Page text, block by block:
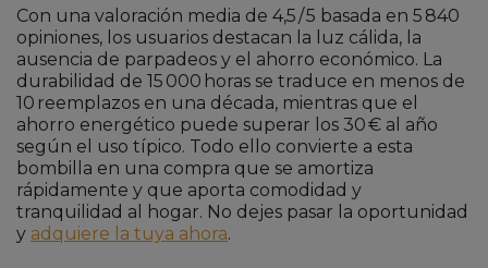
Con una valoración media de 4,5 / 5 basada en 5 840
opiniones, los usuarios destacan la luz cálida, la
ausencia de parpadeos y el ahorro económico. La
durabilidad de 15 000 horas se traduce en menos de
10 reemplazos en una década, mientras que el
ahorro energético puede superar los 30 € al año
según el uso típico. Todo ello convierte a esta
bombilla en una compra que se amortiza
rápidamente y que aporta comodidad y
tranquilidad al hogar. No dejes pasar la oportunidad
y adquiere la tuya ahora.